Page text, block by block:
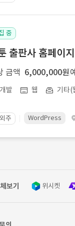
중
출판사 홈페이
금액 6,000,000원
개발 웹 기타(
외주 WordPress
보기 위시켓